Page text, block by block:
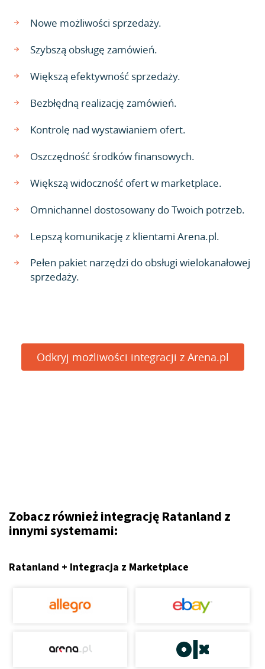
Nowe możliwości sprzedaży.
Szybszą obsługę zamówień.
Większą efektywność sprzedaży.
Bezbłędną realizację zamówień.
Kontrolę nad wystawianiem ofert.
Oszczędność środków finansowych.
Większą widoczność ofert w marketplace.
Omnichannel dostosowany do Twoich potrzeb.
Lepszą komunikację z klientami Arena.pl.
Pełen pakiet narzędzi do obsługi wielokanałowej
sprzedaży.
Odkryj możliwości integracji z Arena.pl
Zobacz również integrację Ratanland z
innymi systemami:
Ratanland + Integracja z Marketplace